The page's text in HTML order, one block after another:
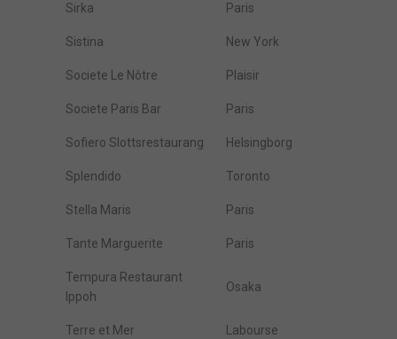
Sirka Paris
Sistina New York
Societe Le Nôtre Plaisir
Societe Paris Bar Paris
Sofiero Slottsrestaurang Helsingborg
Splendido Toronto
Stella Maris Paris
Tante Marguerite Paris
Tempura Restaurant
Ippoh
Osaka
Terre et Mer Labourse